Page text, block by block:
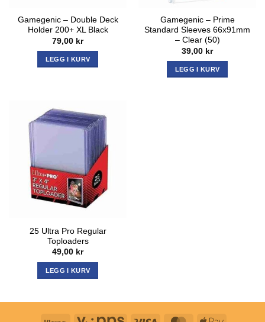
Gamegenic – Double Deck
Holder 200+ XL Black
79,00 kr
LEGG I KURV
Gamegenic – Prime
Standard Sleeves 66x91mm
– Clear (50)
39,00 kr
LEGG I KURV
25 Ultra Pro Regular
Toploaders
49,00 kr
LEGG I KURV